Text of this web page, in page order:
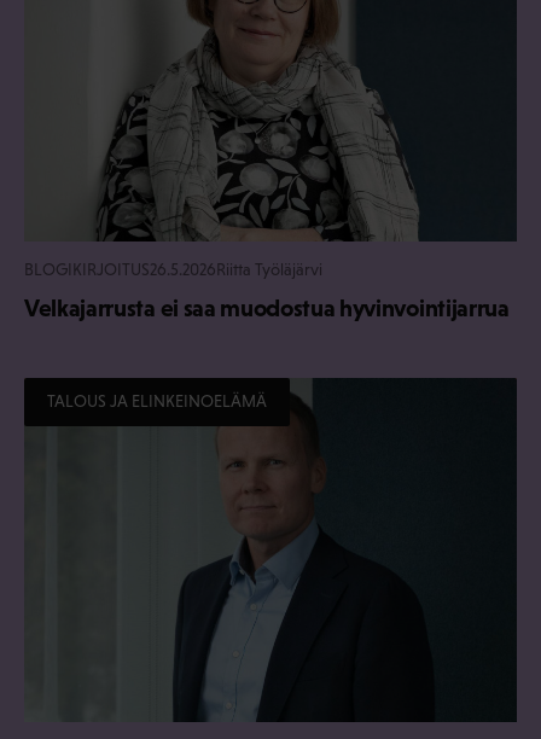
BLOGIKIRJOITUS26.5.2026Riitta Työläjärvi
Velkajarrusta ei saa muodostua hyvinvointijarrua
TALOUS JA ELINKEINOELÄMÄ